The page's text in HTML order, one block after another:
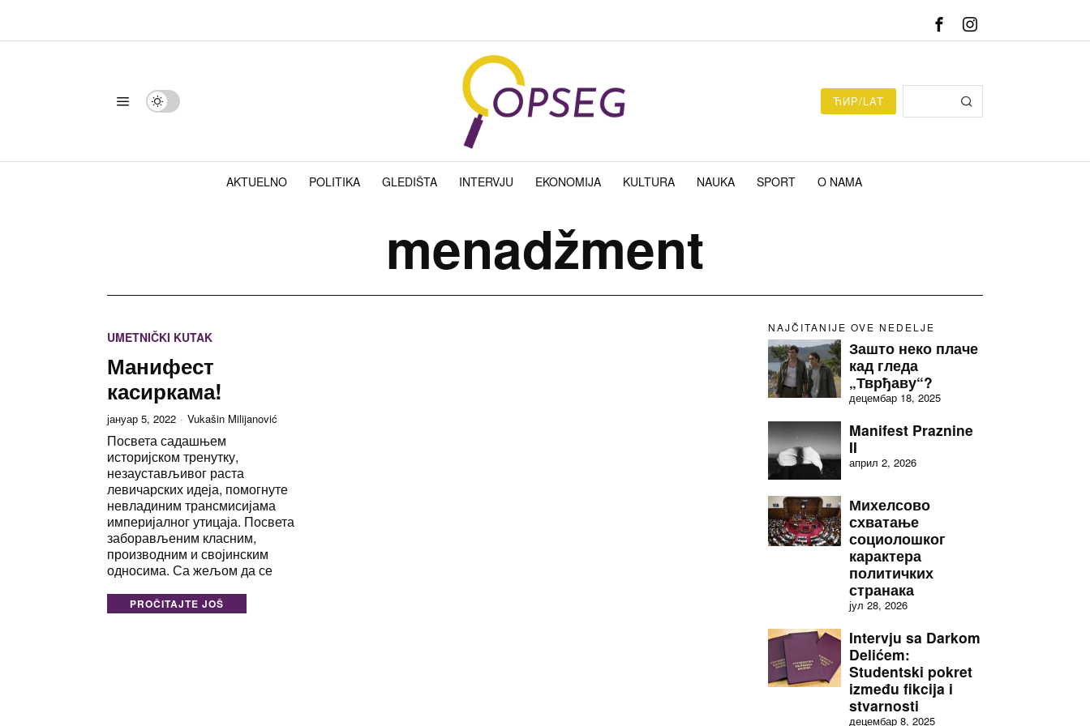
ЋИР/LAT
AKTUELNO POLITIKA GLEDIŠTA INTERVJU EKONOMIJA KULTURA NAUKA SPORT O NAMA
menadžment
UMETNIČKI KUTAK
Манифест
касиркама!
јануар 5, 2022 Vukašin Milijanović
Посвета садашњем
историјском тренутку,
незаустављивог раста
левичарских идеја, помогнуте
невладиним трансмисијама
империјалног утицаја. Посвета
заборављеним класним,
производним и својинским
односима. Са жељом да се
PROČITAJTE JOŠ
NAJČITANIJE OVE NEDELJE
Зашто неко плаче
кад гледа
„Тврђаву“?
децембар 18, 2025
Manifest Praznine
II
април 2, 2026
Михелсово
схватање
социолошког
карактера
политичких
странака
јул 28, 2026
Intervju sa Darkom
Delićem:
Studentski pokret
između fikcija i
stvarnosti
децембар 8, 2025